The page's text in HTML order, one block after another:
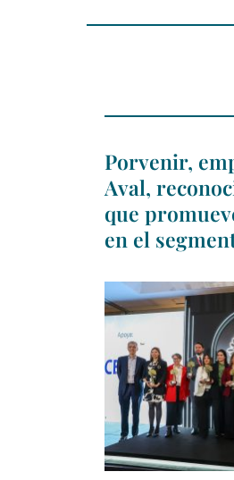
Porvenir,
Aval,
que
en el